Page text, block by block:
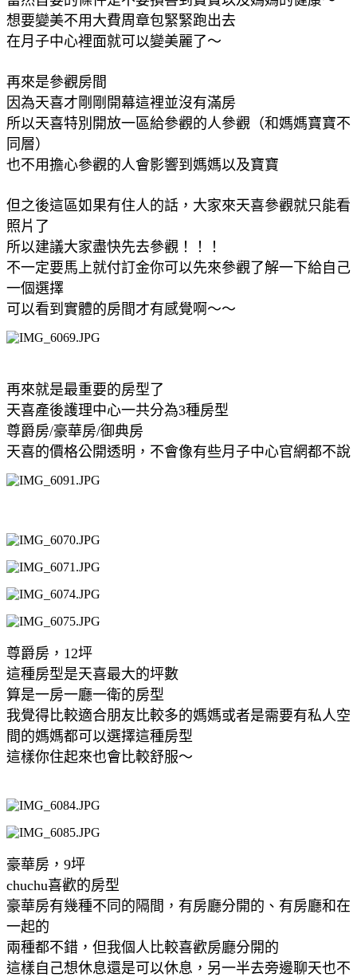
想要變美不用大費周章包緊緊跑出去
在月子中心裡面就可以變美麗了～
再來是參觀房間
因為天喜才剛剛開幕這裡並沒有滿房
所以天喜特別開放一區給參觀的人參觀（和媽媽寶寶不
同層）
也不用擔心參觀的人會影響到媽媽以及寶寶
但之後這區如果有住人的話，大家來天喜參觀就只能看
照片了
所以建議大家盡快先去參觀！！！
不一定要馬上就付訂金你可以先來參觀了解一下給自己
一個選擇
可以看到實體的房間才有感覺啊～～
再來就是最重要的房型了
天喜產後護理中心一共分為3種房型
尊爵房/豪華房/御典房
天喜的價格公開透明，不會像有些月子中心官網都不說
尊爵房，12坪
這種房型是天喜最大的坪數
算是一房一廳一衛的房型
我覺得比較適合朋友比較多的媽媽或者是需要有私人空
間的媽媽都可以選擇這種房型
這樣你住起來也會比較舒服～
豪華房，9坪
chuchu喜歡的房型
豪華房有幾種不同的隔間，有房廳分開的、有房廳和在
一起的
兩種都不錯，但我個人比較喜歡房廳分開的
這樣自己想休息還是可以休息，另一半去旁邊聊天也不